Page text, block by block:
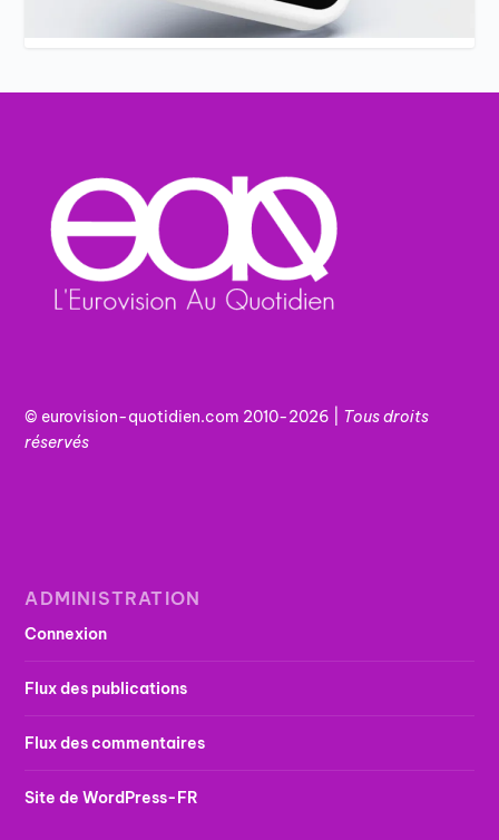
© eurovision-quotidien.com 2010-2026 | Tousdroits
réservés
ADMINISTRATION
Connexion
Flux des publications
Flux des commentaires
Site de WordPress-FR